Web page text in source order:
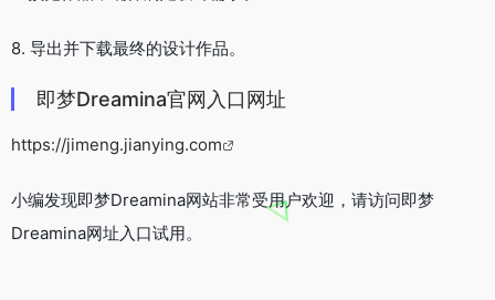
8. 导出并下载最终的设计作品。
即梦Dreamina官网入口网址
https://jimeng.jianying.com
小编发现即梦Dreamina网站非常受用户欢迎，请访问即梦
Dreamina网址入口试用。